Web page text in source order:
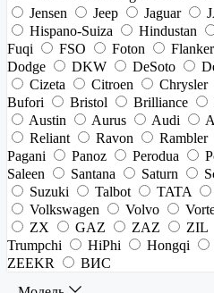
Jensen
Jeep Jaguar
Hispano-Suiza
Hindustan
Fuqi
FSO Foton Flanker
Dodge
DKW DeSoto
Cizeta
Citroen Chrysler
Bufori
Bristol Brilliance
Austin
Aurus Audi
Reliant
Ravon Rambler
Pagani
Panoz Perodua
Saleen
Santana Saturn
Suzuki
Talbot TATA
Volkswagen
Volvo
ZX
GAZ ZAZ ZIL
Trumpchi
HiPhi Hongqi
ZEEKR
ВИС